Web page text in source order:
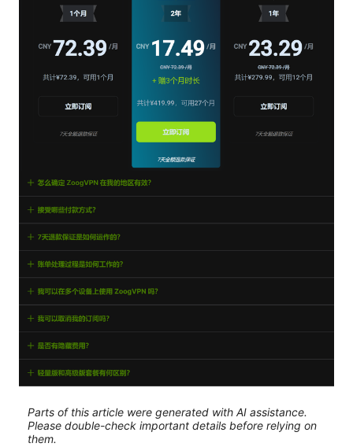
Parts of this article were generated with AI assistance.
Please double-check important details before relying on
them.